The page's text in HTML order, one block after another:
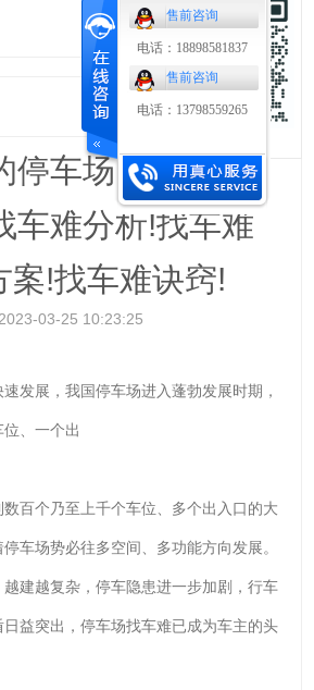
售前咨询
电话：18898581837
售前咨询
电话：13798559265
首页 >公司新闻
停车场分析!几种
车难分析!找车难
案!找车难诀窍!
2023-03-25 10:23:25
发展，我国停车场进入蓬勃发展时期，
、一个出
百个乃至上千个车位、多个出入口的大
车场势必往多空间、多功能方向发展。
建越复杂，停车隐患进一步加剧，行车
益突出，停车场找车难已成为车主的头